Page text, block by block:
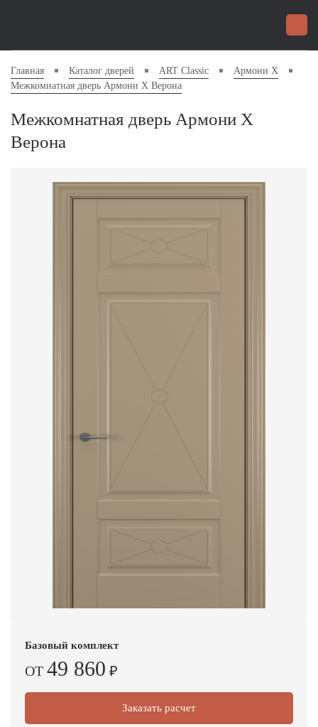
Главная Каталог дверей ART Classic
Армони X
Межкомнатная дверь Армони X Верона
Межкомнатная дверь Армони X
Верона
Базовый комплект
ОТ 49 860 ₽
Заказать расчет